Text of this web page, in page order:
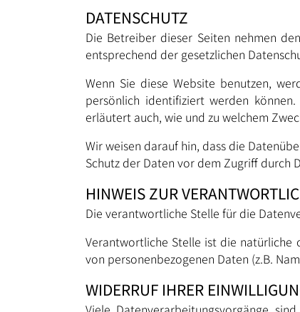
DATENSCHUTZ
Die Betreiber dieser Seiten nehmen
entsprechend der gesetzlichen
Wenn Sie diese Website benutzen,
persönlich identifiziert werden
erläutert auch, wie und zu welchem
Wir weisen darauf hin, dass die
Schutz der Daten vor dem Zugriff durch
HINWEIS ZUR
Die verantwortliche Stelle für die
Verantwortliche Stelle ist die
von personenbezogenen Daten (z.B.
WIDERRUF IHRER